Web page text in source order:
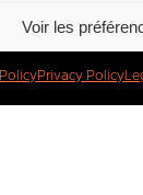
Voir les
Privacy Policy
to
.